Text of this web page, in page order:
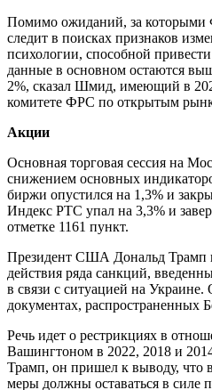
Помимо ожиданий, за которыми
следит в поисках признаков
психологии, способной
данные в основном остаются
2%, сказал Шмид, имеющий в
комитете ФРС по открытым
Акции
Основная торговая сессия на
снижением основных
биржи опустился на 1,3% и
Индекс РТС упал на 3,3% и
отметке 1161 пункт.
Президент США Дональд Трамп
действия ряда санкций,
в связи с ситуацией на Украине.
документах, распространенных
Речь идет о рестрикциях в
Вашингтоном в 2022, 2018 и
Трамп, он пришел к выводу, что
меры должны оставаться в силе